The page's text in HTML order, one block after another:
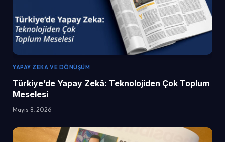
YAPAY ZEKA VE DÖNÜŞÜM
Türkiye’de Yapay Zekâ: Teknolojiden Çok Toplum
Meselesi
Mayıs 8, 2026